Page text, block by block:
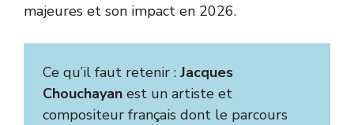
majeures et son impact en 2026.
Ce qu’il faut retenir : Jacques
Chouchayan est un artiste et
compositeur français dont le parcours